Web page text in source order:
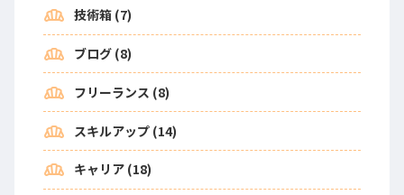
bakery_dining 技術箱 (7)
bakery_dining ブログ (8)
bakery_dining フリーランス (8)
bakery_dining スキルアップ (14)
bakery_dining キャリア (18)